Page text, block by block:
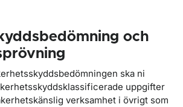
och
ska ni
uppgifter
verksamhet i övrigt som